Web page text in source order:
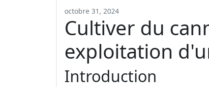
octobre 31, 2024
Cultiver du
exploitation
Introduction